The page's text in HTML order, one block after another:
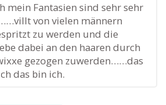
mein Fantasien sind sehr sehr
von vielen männern
zu werden und die
dabei an den haaren durch
gezogen zuwerden……das
das bin ich.